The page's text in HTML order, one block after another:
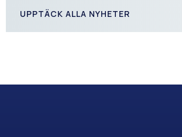
UPPTÄCK ALLA NYHETER